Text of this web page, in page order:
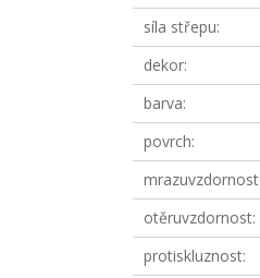
síla střepu
dekor
barva
povrch
mrazuvzdornost
otěruvzdornost
protiskluznost